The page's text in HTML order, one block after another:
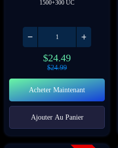
1500+300 UC
$24.49
$24.99
Acheter Maintenant
Ajouter Au Panier